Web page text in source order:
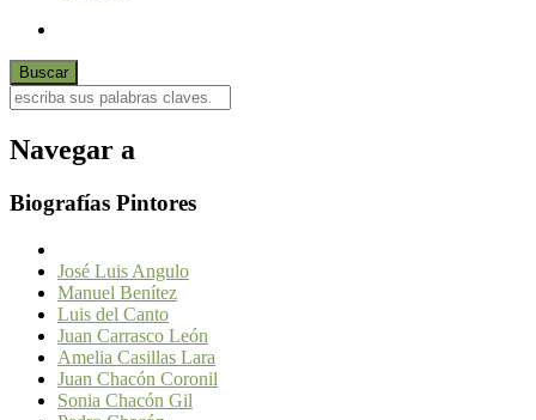
Navegar a
Biografías Pintores
José Luis Angulo
Manuel Benítez
Luis del Canto
Juan Carrasco León
Amelia Casillas Lara
Juan Chacón Coronil
Sonia Chacón Gil